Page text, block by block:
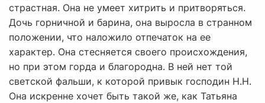
страстная. Она не умеет хитрить и притворяться.
Дочь горничной и барина, она выросла в странном
положении, что наложило отпечаток на ее
характер. Она стесняется своего происхождения,
но при этом горда и благородна. В ней нет той
светской фальши, к которой привык господин Н.Н.
Она искренне хочет быть такой же, как Татьяна